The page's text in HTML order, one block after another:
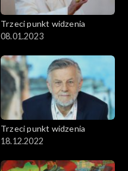
Trzeci punkt widzenia
08.01.2023
Trzeci punkt widzenia
18.12.2022